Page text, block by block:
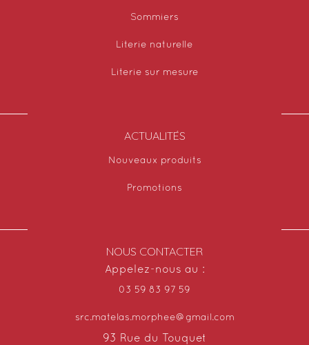
Sommiers
Literie naturelle
Literie sur mesure
ACTUALITÉS
Nouveaux produits
Promotions
NOUS CONTACTER
Appelez-nous au :
03 59 83 97 59
src.matelas.morphee@gmail.com
93 Rue du Touquet